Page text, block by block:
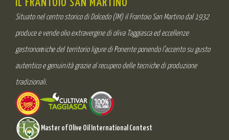
IL FRANTOIO SAN MARTINO
Situato nel centro storico di Dolcedo (IM) il Frantoio San Martino dal 1932
produce e vende olio extravergine di oliva Taggiasca ed eccellenze
gastronomiche del territorio ligure di Ponente ponendo l’accento su gusto
autentico e genuinità grazie al recupero delle tecniche di produzione
tradizionali.
Master of Olive Oil International Contest